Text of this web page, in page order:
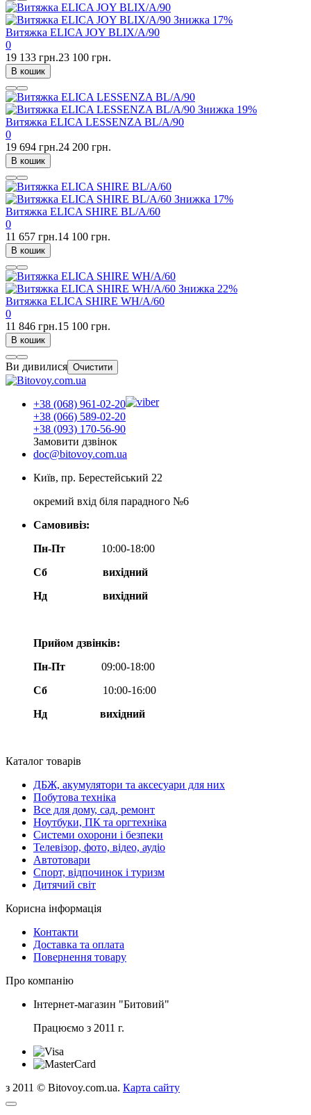
Знижка 17%
Витяжка ELICA JOY BLIX/A/90
0
19 133 грн.23 100 грн.
В кошик
Знижка 19%
Витяжка ELICA LESSENZA BL/A/90
0
19 694 грн.24 200 грн.
В кошик
Знижка 17%
Витяжка ELICA SHIRE BL/A/60
0
11 657 грн.14 100 грн.
В кошик
Знижка 22%
Витяжка ELICA SHIRE WH/A/60
0
11 846 грн.15 100 грн.
В кошик
Ви дивилися Очистити
+38 (068) 961-02-20
+38 (066) 589-02-20
+38 (093) 170-56-90
Замовити дзвінок
doc@bitovoy.com.ua
Київ, пр. Берестейський 22
окремий вхід біля парадного №6
Самовивіз:
Пн-Пт
10:00-18:00
Сб
вихідний
Нд
вихідний
Прийом дзвінків:
Пн-Пт
09:00-18:00
Сб
10:00-16:00
Нд вихідний
Каталог товарів
ДБЖ, акумулятори та аксесуари для них
Побутова техніка
Все для дому, сад, ремонт
Ноутбуки, ПК та оргтехніка
Системи охорони і безпеки
Телевізор, фото, відео, аудіо
Автотовари
Спорт, відпочинок і туризм
Дитячий світ
Корисна інформація
Контакти
Доставка та оплата
Повернення товару
Про компанію
Інтернет-магазин "Битовий"
Працюємо з 2011 г.
з 2011 © Bitovoy.com.ua. Карта сайту